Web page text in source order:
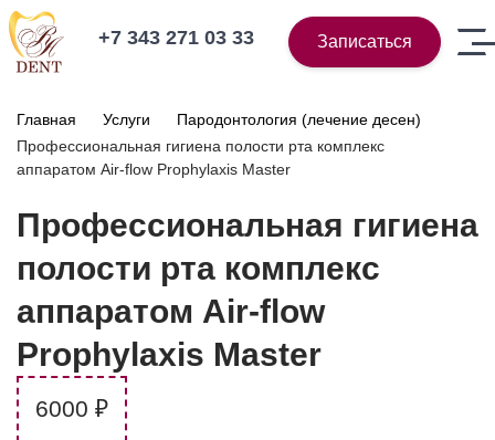
+7 343 271 03 33 Записаться
Главная Услуги
Пародонтология (лечение десен)
Профессиональная гигиена полости рта комплекс
аппаратом Air-flow Prophylaxis Master
Профессиональная гигиена
полости рта комплекс
аппаратом Air-flow
Prophylaxis Master
6000 ₽